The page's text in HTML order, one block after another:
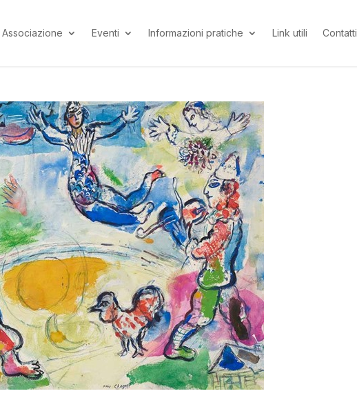
Associazione Eventi Informazioni pratiche Link utili Contatti